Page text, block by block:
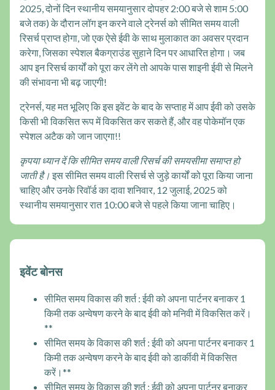
2025, दोनों दिन स्थानीय समयानुसार दोपहर 2:00 बजे से शाम 5:00
बजे तक) के दौरान लॉग इन करने वाले ट्रेनर्स को सीमित समय वाली
रिसर्च प्राप्त होगा, जो एक ऐसे ईवी के साथ मुलाकात का अवसर प्रदान
करेगा, जिसका स्पेशल बैकग्राउंड सुहाने दिन पर आधारित होगा। जब
आप इन रिसर्च कार्यों को पूरा कर लेंगे तो आपके पास शाइनी ईवी से मिलने
की संभावना भी बढ़ जाएगी!
ट्रेनर्स, यह मत भूलिए कि इस इवेंट के बाद के सप्ताह में आप ईवी को उसके
किसी भी विकसित रूप में विकसित कर सकते हैं, और वह पोकेमॉन एक
स्पेशल अटैक को जान जाएगा!!
कृपया ध्यान दें कि सीमित समय वाली रिसर्च की समयसीमा समाप्त हो
जाती है।इस सीमित समय वाली रिसर्च से जुड़े कार्यों को पूरा किया जाना
चाहिए और उनके रिवॉर्ड का दावा शनिवार, 12 जुलाई, 2025 को
स्थानीय समयानुसार रात 10:00 बजे से पहले किया जाना चाहिए।
इवेंट बोनस
सीमित समय विकास की शर्त : ईवी को अपना पार्टनर बनाकर 1
किमी तक अन्वेषण करने के बाद ईवी को मनिवी में विकसित करें।
**
सीमित समय के विकास की शर्त : ईवी को अपना पार्टनर बनाकर 1
किमी तक अन्वेषण करने के बाद ईवी को डार्कीवी में विकसित
करें।**
सीमित समय के विकास की शर्त : ईवी को अपना पार्टनर बनाकर